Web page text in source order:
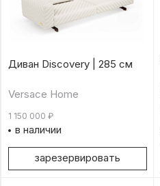
Диван Discovery | 285 см
Versace Home
1 150 000 ₽
в наличии
зарезервировать